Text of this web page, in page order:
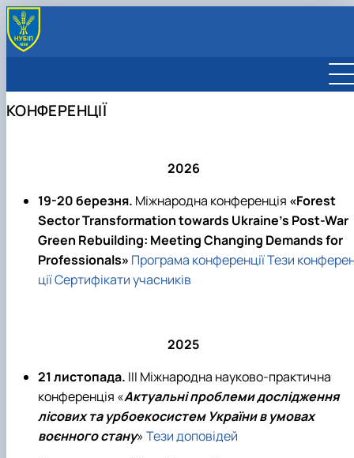
Лісове господарство
Садово-паркове господарство
МАТЕРІАЛИ АКРЕДИТАЦІЇ
Анкетування здобувачів
НАУКОВІ РОЗРОБКИ
Публікації співробітників
Український журнал лісівництва та
деревинознавства
Наукові доповіді Національного
біоресурсів і природокористування У…
КОНФЕРЕНЦІЇ
2026
19-20 березня. Міжнародна конференція «Forest
Sector Transformation towards Ukraine’s Post-War
Green Rebuilding: Meeting Changing Demands for
Professionals» Програма конференціїТези
ціїСертифікати учасників
2025
21 листопада. ІІІ Міжнародна науково-практична
конференція «Актуальні проблеми дослідження
лісових та урбоекосистем України в умовах
воєнного стану»Тези доповідей